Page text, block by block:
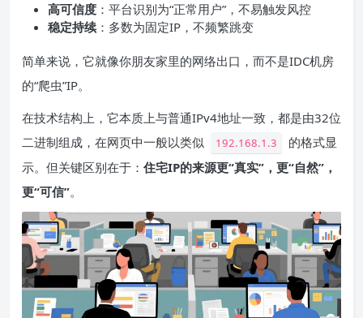
高可信度 ：平台识别为“正常用户”，不易触发风控
稳定持续：多数为固定IP，不频繁跳变
简单来说，它就像你朋友家里的网络出口，而不是IDC机房
的“爬虫”IP。
在技术结构上，它本质上与普通IPv4地址一致，都是由32位
二进制组成，在网页中一般以类似
192.168.1.3
的格式显
示。但关键区别在于： 住宅IP的来源更“真实”，更“自然”，
更“可信”。